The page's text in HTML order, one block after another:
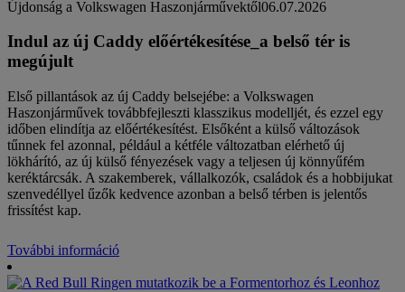
Újdonság a Volkswagen Haszonjárművektől06.07.2026
Indul az új Caddy előértékesítése_a belső tér is
megújult
Első pillantások az új Caddy belsejébe: a Volkswagen
Haszonjárművek továbbfejleszti klasszikus modelljét, és ezzel egy
időben elindítja az előértékesítést. Elsőként a külső változások
tűnnek fel azonnal, például a kétféle változatban elérhető új
lökhárító, az új külső fényezések vagy a teljesen új könnyűfém
keréktárcsák. A szakemberek, vállalkozók, családok és a hobbijukat
szenvedéllyel űzők kedvence azonban a belső térben is jelentős
frissítést kap.
További információ